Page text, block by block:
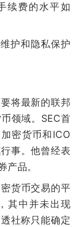
续费的水平如
护和隐私保护
将最新的联邦
领域。SEC首
密货币和ICO
事。他曾经表
产品。
货币交易的平
其中并未出现
社称只能确定